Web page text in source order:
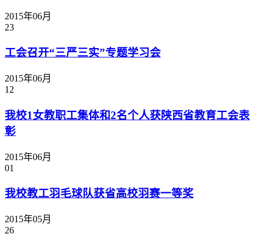
2015年06月
23
工会召开“三严三实”专题学习会
2015年06月
12
我校1女教职工集体和2名个人获陕西省教育工会表
彰
2015年06月
01
我校教工羽毛球队获省高校羽赛一等奖
2015年05月
26